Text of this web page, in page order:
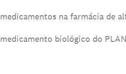
na farmácia de
biológico do